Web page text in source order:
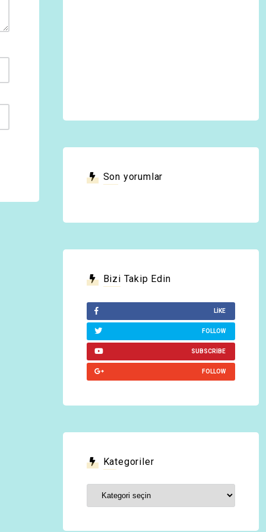
Son yorumlar
Bizi Takip Edin
LIKE
FOLLOW
SUBSCRIBE
FOLLOW
Kategoriler